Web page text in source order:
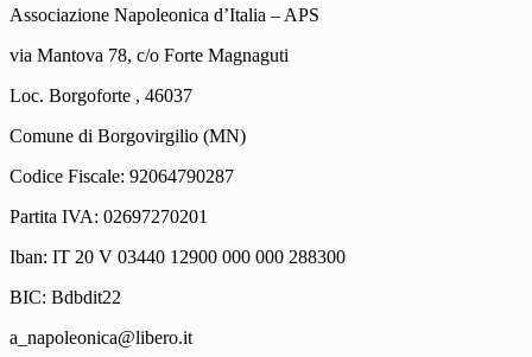
Associazione Napoleonica d’Italia – APS
via Mantova 78, c/o Forte Magnaguti
Loc. Borgoforte , 46037
Comune di Borgovirgilio (MN)
Codice Fiscale: 92064790287
Partita IVA: 02697270201
Iban: IT 20 V 03440 12900 000 000 288300
BIC: Bdbdit22
a_napoleonica@libero.it